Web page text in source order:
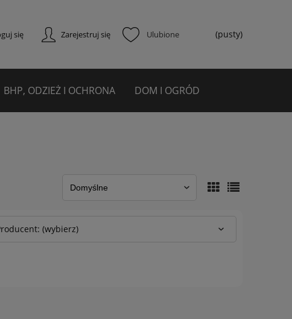
Zarejestruj się
się (pusty)
BHP, ODZIEŻ I OCHRONA DOM I OGRÓD
(wybierz)